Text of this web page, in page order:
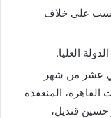
على خلاف
العليا.
عشر من شهر
إرهاب، جنايات القاهرة، المنعقدة
حسين قنديل،